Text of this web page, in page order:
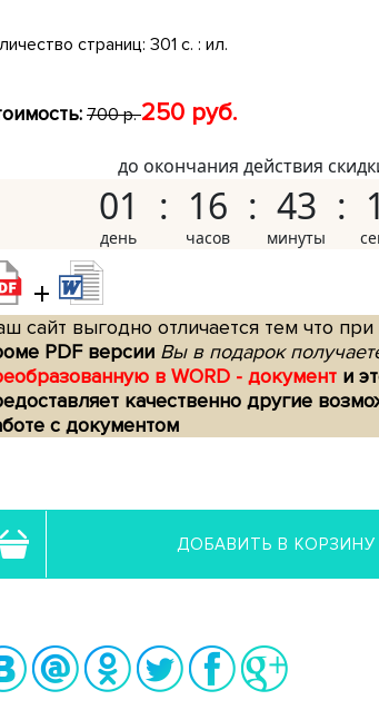
страниц: 301 с. : ил.
700 р.250 руб.
до окончания действия
01 16 43
+
сайт выгодно отличается тем что при
PDF версии Вы в подарок
в WORD - документ и
качественно другие
с документом
ДОБАВИТЬ В КОРЗИНУ